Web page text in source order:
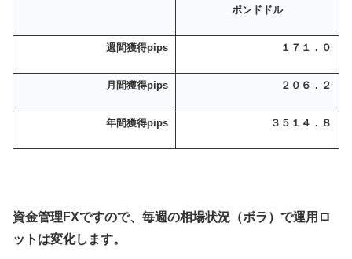
ポンドドル
週間獲得pips １７１．０
月間獲得pips ２０６．２
年間獲得pips ３５１４．８
資金管理FXですので、毎週の相場状況（ボラ）で運用ロ
ットは変化します。